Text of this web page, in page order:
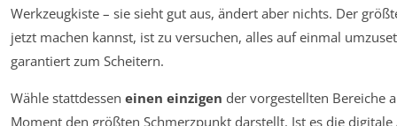
Werkzeugkiste – sie sieht gut aus, ändert aber nichts. Der
jetzt machen kannst, ist zu versuchen, alles auf einmal
garantiert zum Scheitern.
Wähle stattdessen einen einzigen der vorgestellten Bereiche
Moment den größten Schmerzpunkt darstellt. Ist es die digitale